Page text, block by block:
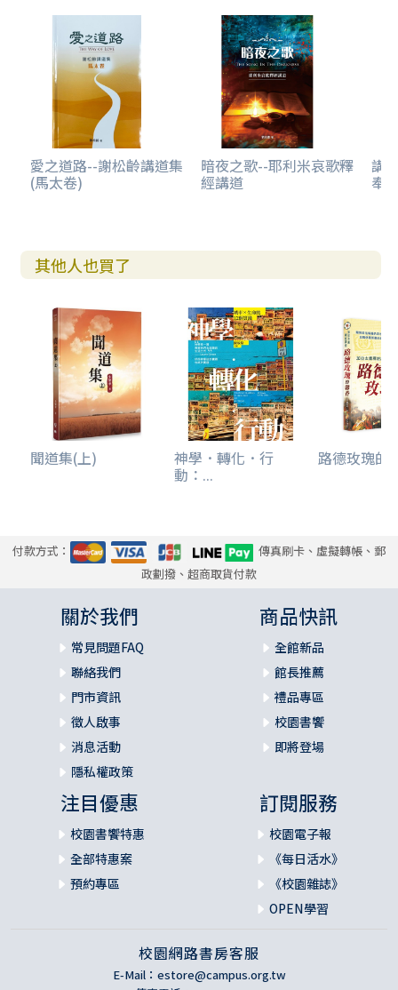
愛之道路--謝松齡講道集
(馬太卷)
暗夜之歌--耶利米哀歌釋
經講道
講
奉
其他人也買了
聞道集(上) 神學．轉化．行
動：...
路德玫瑰的
付款方式：
傳真刷卡、虛擬轉帳、郵
政劃撥、超商取貨付款
關於我們
常見問題FAQ
聯絡我們
門市資訊
徵人啟事
消息活動
隱私權政策
商品快訊
全館新品
館長推薦
禮品專區
校園書饗
即將登場
注目優惠
校園書饗特惠
全部特惠案
預約專區
訂閱服務
校園電子報
《每日活水》
《校園雜誌》
OPEN學習
校園網路書房客服
E-Mail： estore@campus.org.tw